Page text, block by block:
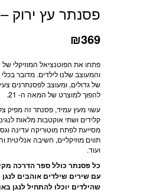
פסנתר עץ ירוק – Melissa and Doug
₪369
פתחו את הפוטנציאל המוזיקלי
והמעוצב שלנו לילדים. מדובר בכלי
של גדולים, ומעוצב לפסנתרנים
להפוך למוצרט של המאה ה- 21.
קלידים ושתי אוקטבות מלאות
מסייעת לפתח מוטוריקה עדינה
תווים מוזיקליים, חשיבה אנליטית
ועוד.
כל פסנתר כולל ספר הדרכה
עם שירים שילדים אוהבים לנגן
שהילדים יוכלו להתחיל לנגן